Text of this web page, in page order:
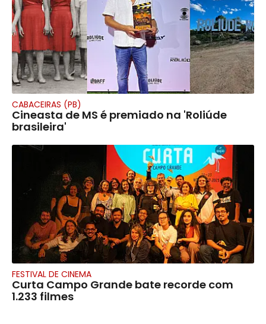
CABACEIRAS (PB)
Cineasta de MS é premiado na 'Roliúde
brasileira'
FESTIVAL DE CINEMA
Curta Campo Grande bate recorde com
1.233 filmes